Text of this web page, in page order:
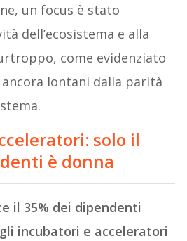
un focus è stato
dell’ecosistema e alla
come evidenziato
lontani dalla parità
: solo il
è donna
il 35% dei dipendenti
incubatori e acceleratori